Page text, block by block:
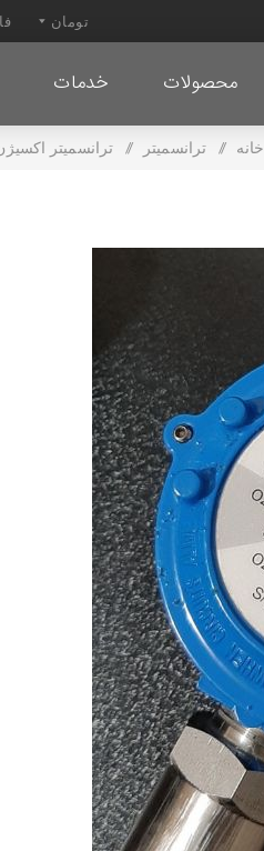
محصولات خدمات
خانه / ترانسمیتر / ترانسمیتر